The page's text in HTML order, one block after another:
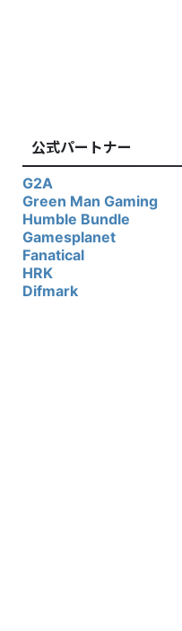
公式パートナー
G2A
Green Man Gaming
Humble Bundle
Gamesplanet
Fanatical
HRK
Difmark